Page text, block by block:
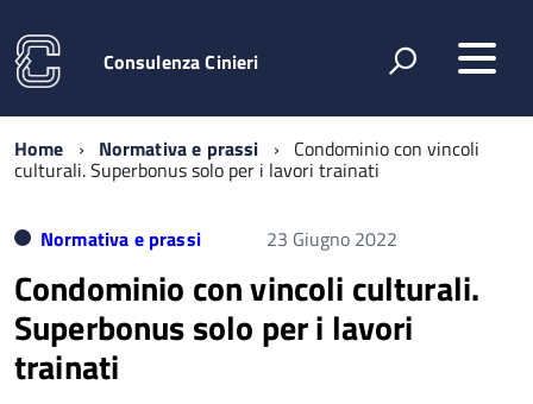
Consulenza Cinieri
Home Normativa e prassi Condominio con vincoli
culturali. Superbonus solo per i lavori trainati
Normativa e prassi 23 Giugno 2022
Condominio con vincoli culturali.
Superbonus solo per i lavori
trainati